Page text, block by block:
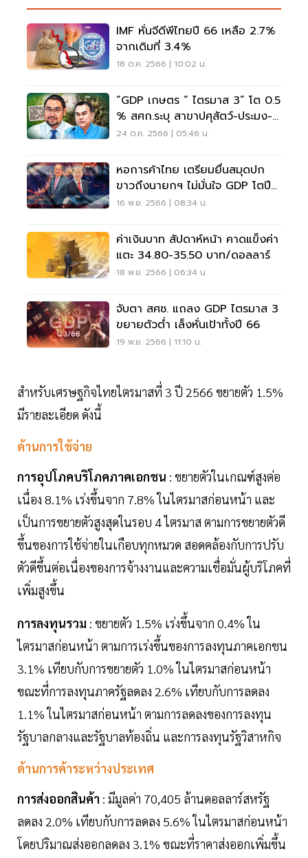
IMF หั่นจีดีพีไทยปี 66 เหลือ 2.7%
จากเดิมที่ 3.4%
18 ต.ค. 2566 | 10:02 น.
“GDP เกษตร “ ไตรมาส 3” โต 0.5
% สศก.ระบุ สาขาปศุสัตว์-ประมง-
ป่าไม้ ยังขยายตัว
24 ต.ค. 2566 | 05:46 น.
หอการค้าไทย เตรียมยื่นสมุดปก
ขาวถึงนายกฯ ไม่มั่นใจ GDP โตปีละ
5%
16 พ.ย. 2566 | 08:34 น.
ค่าเงินบาท สัปดาห์หน้า คาดแข็งค่า
แตะ 34.80-35.50 บาท/ดอลลาร์
18 พ.ย. 2566 | 06:34 น.
จับตา สศช. แถลง GDP ไตรมาส 3
ขยายตัวต่ำ เล็งหั่นเป้าทั้งปี 66
19 พ.ย. 2566 | 11:10 น.
สำหรับเศรษฐกิจไทยไตรมาสที่ 3 ปี 2566 ขยายตัว 1.5%
มีรายละเอียด ดังนี้
ด้านการใช้จ่าย
การอุปโภคบริโภคภาคเอกชน : ขยายตัวในเกณฑ์สูงต่อ
เนื่อง 8.1% เร่งขึ้นจาก 7.8% ในไตรมาสก่อนหน้า และ
เป็นการขยายตัวสูงสุดในรอบ 4 ไตรมาส ตามการขยายตัวดี
ขึ้นของการใช้จ่ายในเกือบทุกหมวด สอดคล้องกับการปรับ
ตัวดีขึ้นต่อเนื่องของการจ้างงานและความเชื่อมั่นผู้บริโภคที่
เพิ่มสูงขึ้น
การลงทุนรวม : ขยายตัว 1.5% เร่งขึ้นจาก 0.4% ใน
ไตรมาสก่อนหน้า ตามการเร่งขึ้นของการลงทุนภาคเอกชน
3.1% เทียบกับการขยายตัว 1.0% ในไตรมาสก่อนหน้า
ขณะที่การลงทุนภาครัฐลดลง 2.6% เทียบกับการลดลง
1.1% ในไตรมาสก่อนหน้า ตามการลดลงของการลงทุน
รัฐบาลกลางและรัฐบาลท้องถิ่น และการลงทุนรัฐวิสาหกิจ
ด้านการค้าระหว่างประเทศ
การส่งออกสินค้า : มีมูลค่า 70,405 ล้านดอลลาร์สหรัฐ
ลดลง 2.0% เทียบกับการลดลง 5.6% ในไตรมาสก่อนหน้า
โดยปริมาณส่งออกลดลง 3.1% ขณะที่ราคาส่งออกเพิ่มขึ้น